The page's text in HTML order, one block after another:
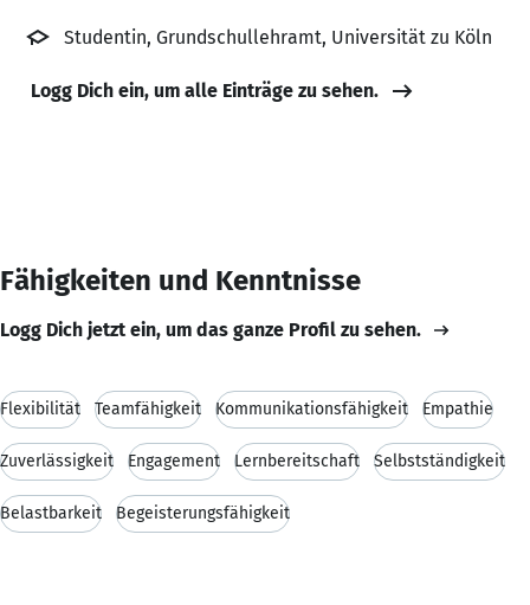
Studentin, Grundschullehramt, Universität zu Köln
Logg Dich ein, um alle Einträge zu sehen.
Fähigkeiten und Kenntnisse
Logg Dich jetzt ein, um das ganze Profil zu sehen.
Flexibilität Teamfähigkeit Kommunikationsfähigkeit Empathie
Zuverlässigkeit Engagement Lernbereitschaft Selbstständigkeit
Belastbarkeit Begeisterungsfähigkeit